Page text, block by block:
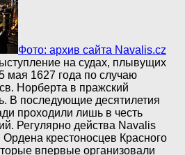
Фото: архив сайта Navalis.cz
на судах, плывущих
мая 1627 года по случаю
Норберта в пражский
В последующие десятилетия
проходили лишь в честь
Регулярно действа Navalis
крестоносцев Красного
впервые организовали